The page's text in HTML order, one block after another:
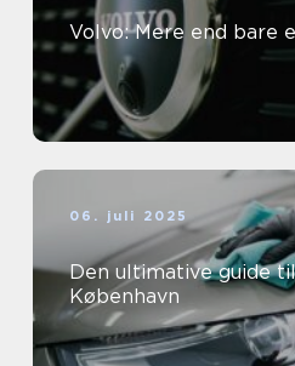
Volvo: Mere end bare
06. juli 2025
Den ultimative guide
København